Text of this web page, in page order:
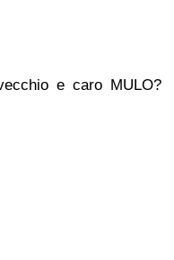
e caro MULO?